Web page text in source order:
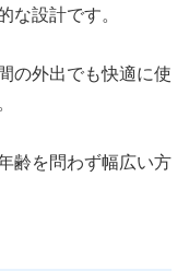
な設計です。
の外出でも快適に使
齢を問わず幅広い方